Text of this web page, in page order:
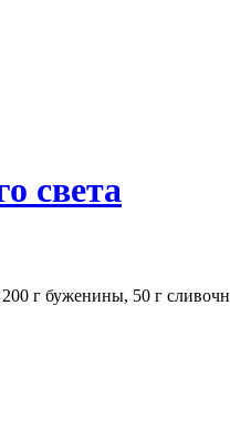
света
г буженины, 50 г